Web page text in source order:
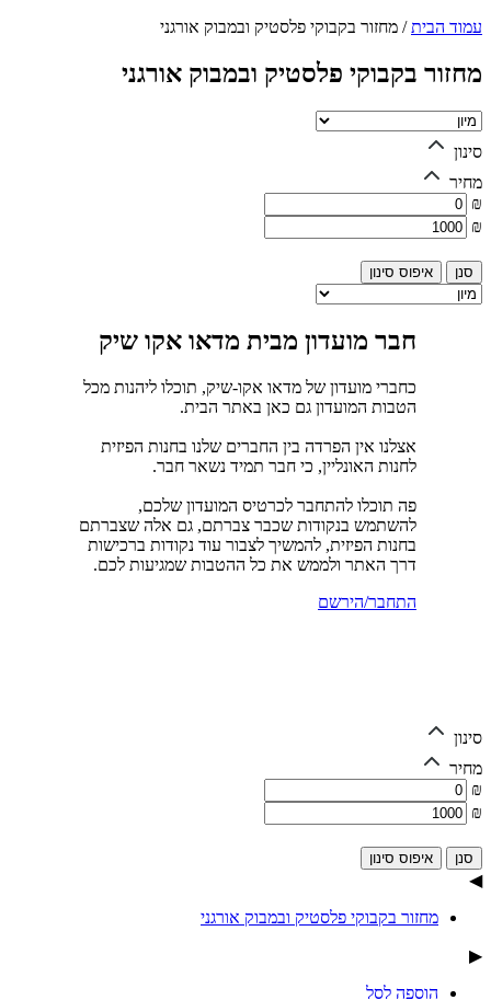
עמוד הבית/ מחזור בקבוקי פלסטיק ובמבוק אורגני
מחזור בקבוקי פלסטיק ובמבוק אורגני
סינון
מחיר
₪
₪
איפוס סינון
חבר מועדון מבית מדאו אקו שיק
כחברי מועדון של מדאו אקו-שיק, תוכלו ליהנות מכל
הטבות המועדון גם כאן באתר הבית.
אצלנו אין הפרדה בין החברים שלנו בחנות הפיזית
לחנות האונליין, כי חבר תמיד נשאר חבר.
פה תוכלו להתחבר לכרטיס המועדון שלכם,
להשתמש בנקודות שכבר צברתם, גם אלה שצברתם
בחנות הפיזית, להמשיך לצבור עוד נקודות ברכישות
דרך האתר ולממש את כל ההטבות שמגיעות לכם.
התחבר/הירשם
סינון
מחיר
₪
₪
איפוס סינון
◀
מחזור בקבוקי פלסטיק ובמבוק אורגני
▶
הוספה לסל